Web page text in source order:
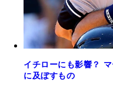
イチローにも影響？
に及ぼすもの